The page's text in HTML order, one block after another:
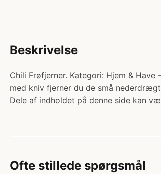
Beskrivelse
Chili Frøfjerner. Kategori: Hjem &
med kniv fjerner du de små
Dele af indholdet på denne side kan
Ofte stillede spørgsmål